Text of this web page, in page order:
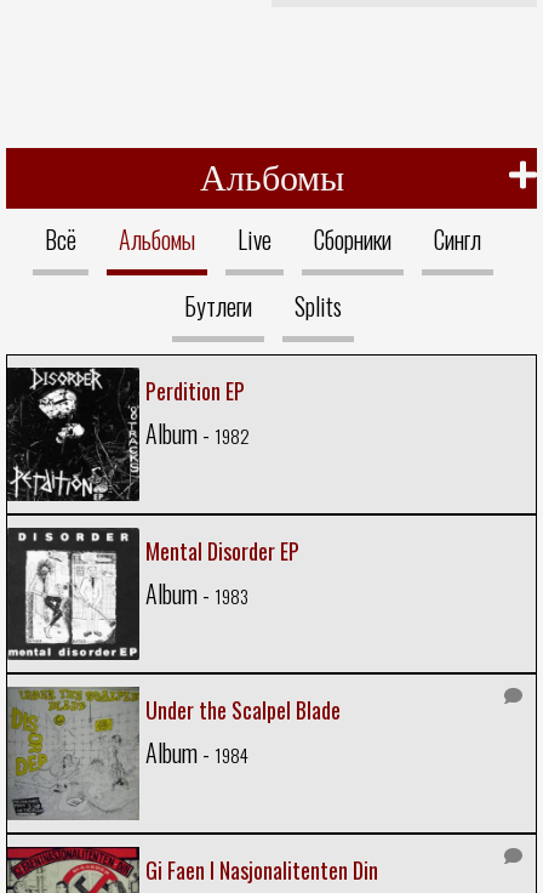
Альбомы
Всё Альбомы Live Сборники
Сингл
Бутлеги
Splits
Perdition EP
Album - 1982
Mental Disorder EP
Album - 1983
Under the Scalpel Blade
Album - 1984
Gi Faen I Nasjonalitenten Din